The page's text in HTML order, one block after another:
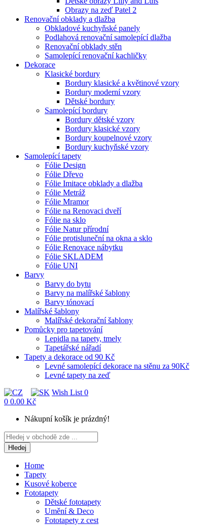
Obrazy na zeď Patel 2
Renovační obklady a dlažba
Obkladové kuchyňské panely
Podlahová renovační samolepící dlažba
Renovační obklady stěn
Samolepící renovační kachličky
Dekorace
Klasické bordury
Bordury klasické a květinové vzory
Bordury moderní vzory
Dětské bordury
Samolepící bordury
Bordury dětské vzory
Bordury klasické vzory
Bordury koupelnové vzory
Bordury kuchyňské vzory
Samolepící tapety
Fólie Design
Fólie Dřevo
Fólie Imitace obklady a dlažba
Fólie Metráž
Fólie Mramor
Fólie na Renovaci dveří
Fólie na sklo
Fólie Natur přírodní
Fólie protisluneční na okna a sklo
Fólie Renovace nábytku
Fólie SKLADEM
Fólie UNI
Barvy
Barvy do bytu
Barvy na malířské šablony
Barvy tónovací
Malířské šablony
Malířské dekorační šablony
Pomůcky pro tapetování
Lepidla na tapety, tmely
Tapetářské nářadí
Tapety a dekorace od 90 Kč
Levné samolepící dekorace na stěnu za 90Kč
Levné tapety na zeď
Wish List 0
0 0.00 Kč
Nákupní košík je prázdný!
Hledej
Home
Tapety
Kusové koberce
Fototapety
Dětské fototapety
Umění & Deco
Fototapety z cest